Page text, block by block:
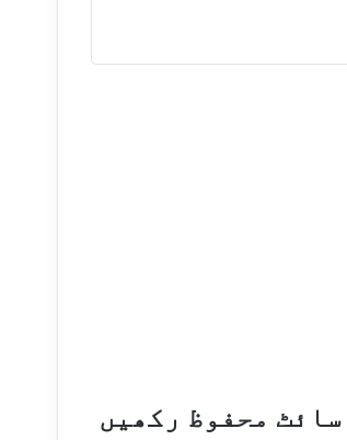
محفوظ رکھیں